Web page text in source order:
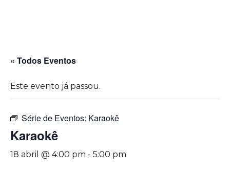
« Todos Eventos
Este evento já passou.
Série de Eventos: Karaokê
Karaokê
18 abril @ 4:00 pm - 5:00 pm